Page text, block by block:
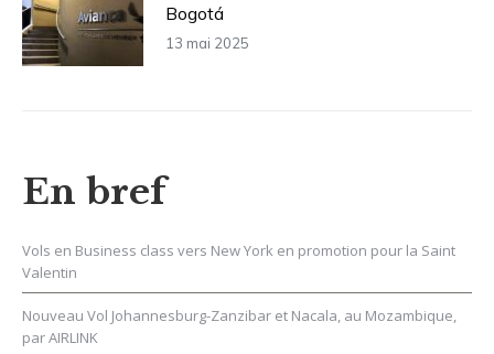
Bogotá
13 mai 2025
En bref
Vols en Business class vers New York en promotion pour la Saint
Valentin
Nouveau Vol Johannesburg-Zanzibar et Nacala, au Mozambique,
par AIRLINK